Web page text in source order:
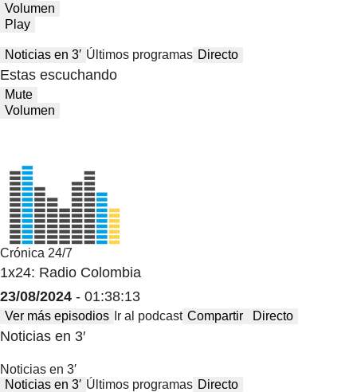
Volumen
Play
Noticias en 3′ Últimos programas Directo
Estas escuchando
Mute
Volumen
Crónica 24/7
1x24: Radio Colombia
23/08/2024 - 01:38:13
Ver más episodios Ir al podcast Compartir Directo
Noticias en 3′
Noticias en 3′
Noticias en 3′ Últimos programas Directo